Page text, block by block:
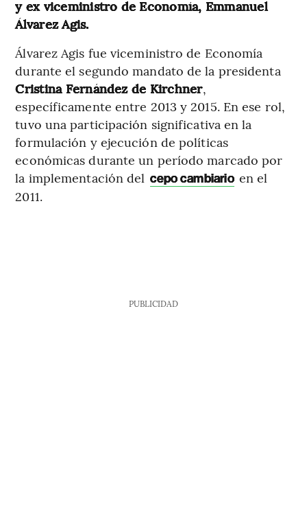
y ex viceministro de Economía, Emmanuel
Álvarez Agis.
Álvarez Agis fue viceministro de Economía
durante el segundo mandato de la presidenta
Cristina Fernández de Kirchner,
específicamente entre 2013 y 2015. En ese rol,
tuvo una participación significativa en la
formulación y ejecución de políticas
económicas durante un período marcado por
la implementación del cepo cambiario en el
2011.
PUBLICIDAD